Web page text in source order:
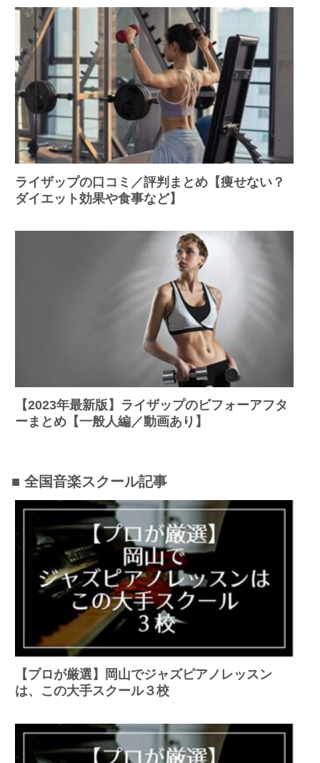
ライザップの口コミ／評判まとめ【痩せない？
ダイエット効果や食事など】
【2023年最新版】ライザップのビフォーアフタ
ーまとめ【一般人編／動画あり】
■ 全国音楽スクール記事
【プロが厳選】岡山でジャズピアノレッスン
は、この大手スクール３校